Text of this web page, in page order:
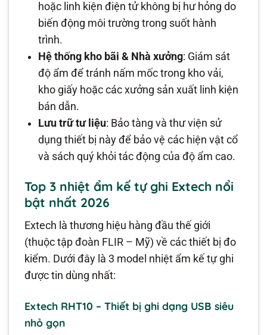
hoặc linh kiện điện tử không bị hư hỏng do
biến động môi trường trong suốt hành
trình.
Hệ thống kho bãi & Nhà xưởng: Giám sát
độ ẩm để tránh nấm mốc trong kho vải,
kho giấy hoặc các xưởng sản xuất linh kiện
bán dẫn.
Lưu trữ tư liệu: Bảo tàng và thư viện sử
dụng thiết bị này để bảo vệ các hiện vật cổ
và sách quý khỏi tác động của độ ẩm cao.
Top 3 nhiệt ẩm kế tự ghi Extech nổi
bật nhất 2026
Extech là thương hiệu hàng đầu thế giới
(thuộc tập đoàn FLIR – Mỹ) về các thiết bị đo
kiểm. Dưới đây là 3 model nhiệt ẩm kế tự ghi
được tin dùng nhất:
Extech RHT10 – Thiết bị ghi dạng USB siêu
nhỏ gọn